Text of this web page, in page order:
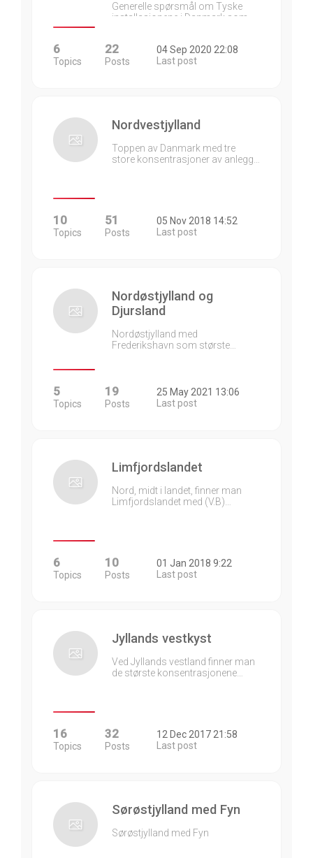
Generelle spørsmål om Tyske
installasjonene i Danmark som…
6
Topics
22
Posts
04 Sep 2020 22:08
Last post
Nordvestjylland
Toppen av Danmark med tre
store konsentrasjoner av anlegg…
10
Topics
51
Posts
05 Nov 2018 14:52
Last post
Nordøstjylland og
Djursland
Nordøstjylland med
Frederikshavn som største…
5
Topics
19
Posts
25 May 2021 13:06
Last post
Limfjordslandet
Nord, midt i landet, finner man
Limfjordslandet med (V.B)…
6
Topics
10
Posts
01 Jan 2018 9:22
Last post
Jyllands vestkyst
Ved Jyllands vestland finner man
de største konsentrasjonene…
16
Topics
32
Posts
12 Dec 2017 21:58
Last post
Sørøstjylland med Fyn
Sørøstjylland med Fyn